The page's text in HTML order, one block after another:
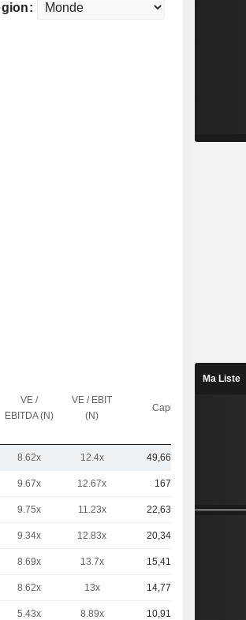
VE /
EBITDA (N)
VE / EBIT
(N)
Capi.($)
8.62x 12.4x 49,66 Md
9.67x 12.67x 167 Md
9.75x 11.23x 22,63 Md
9.34x 12.83x 20,34 Md
8.69x 13.7x 15,41 Md
8.62x 13x 14,77 Md
5.43x 8.89x 10,91 Md
Ma Liste